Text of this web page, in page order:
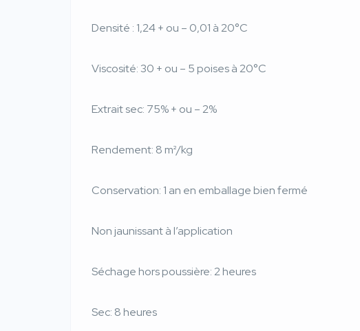
Densité : 1,24 + ou – 0,01 à 20°C
Viscosité: 30 + ou – 5 poises à 20°C
Extrait sec: 75% + ou – 2%
Rendement: 8 m²/kg
Conservation: 1 an en emballage bien fermé
Non jaunissant à l’application
Séchage hors poussière: 2 heures
Sec: 8 heures